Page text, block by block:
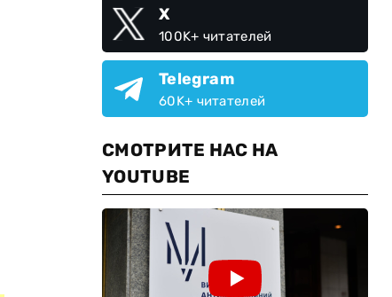
X
100K+ читателей
Telegram
60K+ читателей
СМОТРИТЕ НАС НА
YOUTUBE